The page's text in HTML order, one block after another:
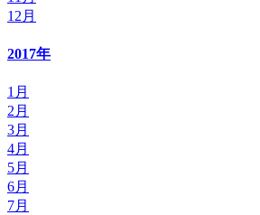
12月
2017年
1月
2月
3月
4月
5月
6月
7月